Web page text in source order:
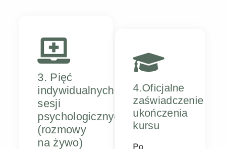
3. Pięć
indywidualnych
sesji
psychologicznych
(rozmowy
na żywo)
zaświadczenie
ukończenia
kursu